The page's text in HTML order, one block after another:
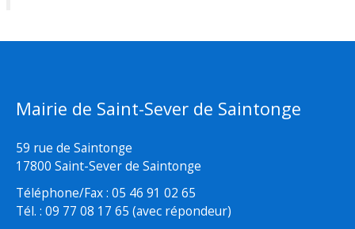
Mairie de Saint-Sever de Saintonge
59 rue de Saintonge
17800 Saint-Sever de Saintonge
Téléphone/Fax : 05 46 91 02 65
Tél. : 09 77 08 17 65 (avec répondeur)